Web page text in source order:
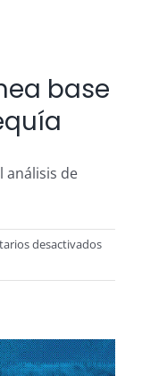
base
análisis de
desactivadosen
SECO
Línea
base